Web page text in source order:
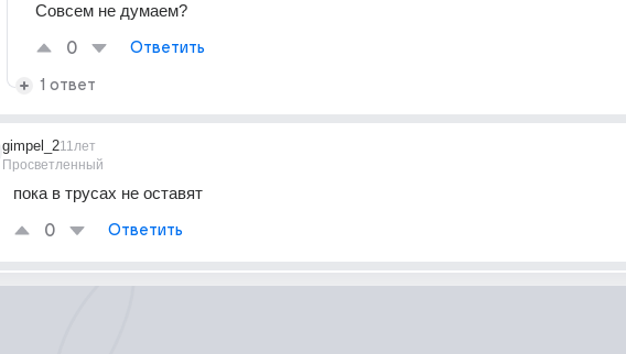
Совсем не думаем?
0 Ответить
1 ответ
gimpel_2
Просветленный
11лет
пока в трусах не оставят
0 Ответить